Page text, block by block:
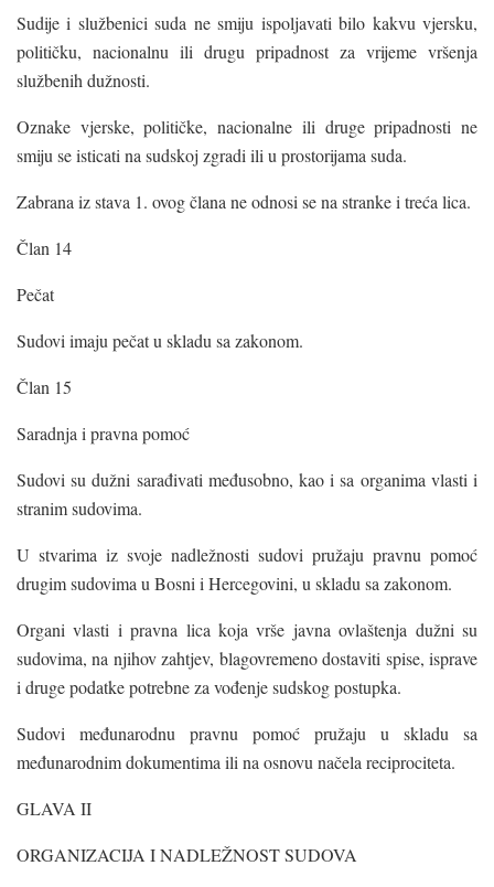
Sudije i službenici suda ne smiju ispoljavati bilo kakvu vjersku,
političku, nacionalnu ili drugu pripadnost za vrijeme vršenja
službenih dužnosti.
Oznake vjerske, političke, nacionalne ili druge pripadnosti ne
smiju se isticati na sudskoj zgradi ili u prostorijama suda.
Zabrana iz stava 1. ovog člana ne odnosi se na stranke i treća lica.
Član 14
Pečat
Sudovi imaju pečat u skladu sa zakonom.
Član 15
Saradnja i pravna pomoć
Sudovi su dužni sarađivati međusobno, kao i sa organima vlasti i
stranim sudovima.
U stvarima iz svoje nadležnosti sudovi pružaju pravnu pomoć
drugim sudovima u Bosni i Hercegovini, u skladu sa zakonom.
Organi vlasti i pravna lica koja vrše javna ovlaštenja dužni su
sudovima, na njihov zahtjev, blagovremeno dostaviti spise, isprave
i druge podatke potrebne za vođenje sudskog postupka.
Sudovi međunarodnu pravnu pomoć pružaju u skladu sa
međunarodnim dokumentima ili na osnovu načela reciprociteta.
GLAVA II
ORGANIZACIJA I NADLEŽNOST SUDOVA